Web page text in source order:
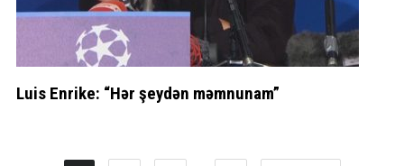
Luis Enrike: “Hər şeydən məmnunam”